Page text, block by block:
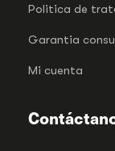
Politica de
Garantia
Mi cuenta